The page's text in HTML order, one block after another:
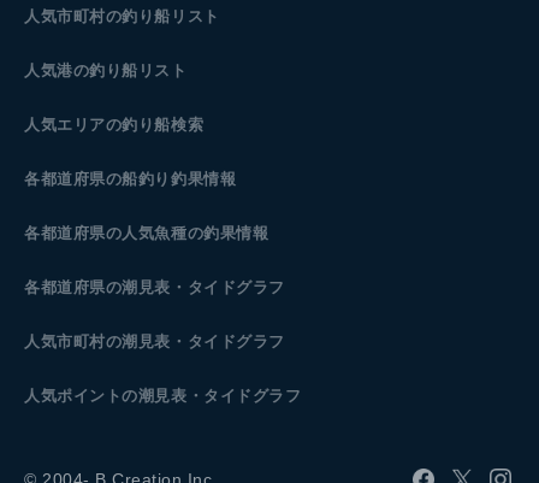
人気市町村の釣り船リスト
人気港の釣り船リスト
人気エリアの釣り船検索
各都道府県の船釣り釣果情報
各都道府県の人気魚種の釣果情報
各都道府県の潮見表 ・タイドグラフ
人気市町村の潮見表・タイドグラフ
人気ポイントの潮見表・タイドグラフ
© 2004- B.Creation Inc.